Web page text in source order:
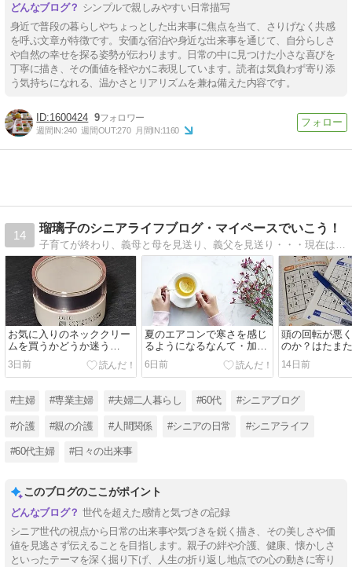
シンプルで親しみやすい日常描写
身近で普段の暮らしやちょっとした出来事に焦点を当て、さりげなく共感
を呼ぶ文章が特徴です。安価な宿泊や身近な出来事を通じて、自分らしさ
や自然の幸せを探る姿勢が伝わります。日常の中に見つけた小さな喜びを
丁寧に描き、その価値を軽やかに表現しています。読者は気負わず寄り添
う気持ちになれる、温かさとリアリズムを兼ね備えた内容です。
1600424 9
週間IN:240 週間OUT:270 月間IN:1160
14
瑠璃子のシニアライフブログ・マイペースでいこう！
お気に入りのネッククリー
ムを買うかどうか迷う
（DHCコンセントレートネ
ッククリーム）
3日前
夏のエアコンで寒さを感じ
るようになるなんて・加齢
による冷え対策
6日前
頭の回転が悪
のか？はたま
になってきた
14日前
#主婦 #専業主婦 #夫婦二人暮らし #60代 #シニアブログ
#介護 #親の介護 #人間関係 #シニアの日常 #シニアライフ
#60代主婦 #日々の出来事
このブログのここがポイント
世代を超えた感情と気づきの記録
シニア世代の視点から日常の出来事や気づきを鋭く描き、その美しさや価
値を見逃さず伝えることを目指します。親子の絆や介護、健康、懐かしさ
といったテーマを深く掘り下げ、人生の折り返し地点での心の動きに寄り